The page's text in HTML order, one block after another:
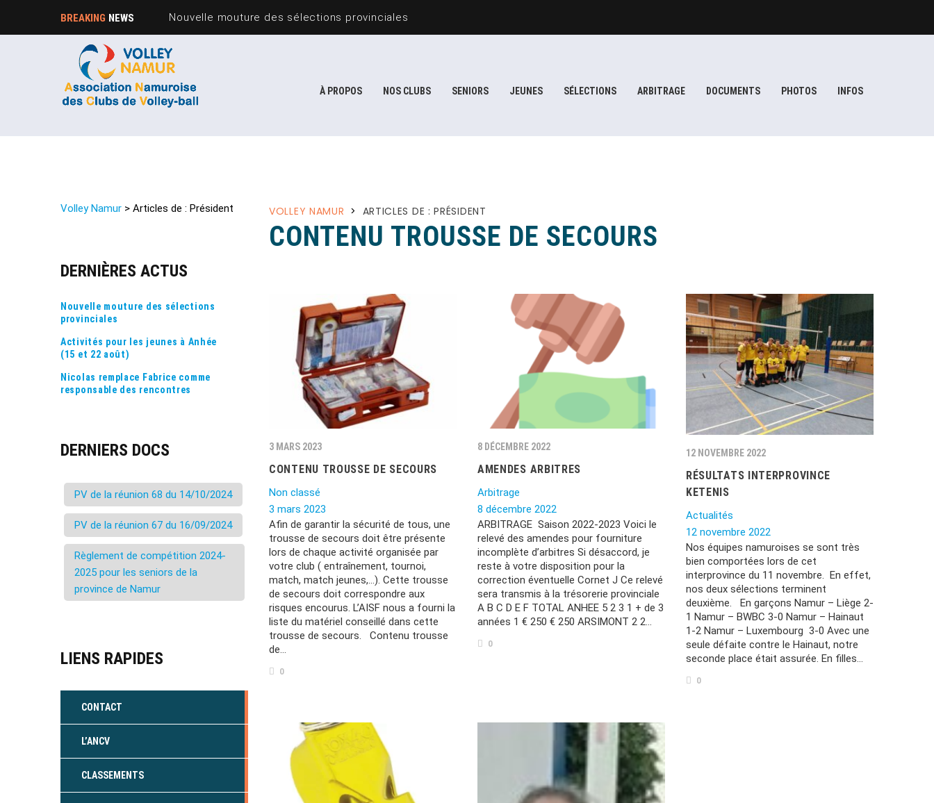
BREAKING NEWS Nouvelle mouture des sélections provinciales
À PROPOS NOS CLUBS SENIORS JEUNES SÉLECTIONS ARBITRAGE DOCUMENTS PHOTOS INFOS
VOLLEY NAMUR > ARTICLES DE : PRÉSIDENT
CONTENU TROUSSE DE SECOURS
3 MARS 2023
CONTENU TROUSSE DE SECOURS
Non classé
3 mars 2023
Afin de garantir la sécurité de tous, une
trousse de secours doit être présente
lors de chaque activité organisée par
votre club ( entraînement, tournoi,
match, match jeunes,…). Cette trousse
de secours doit correspondre aux
risques encourus. L’AISF nous a fourni la
liste du matériel conseillé dans cette
trousse de secours. Contenu trousse
de…
0
8 DÉCEMBRE 2022
AMENDES ARBITRES
Arbitrage
8 décembre 2022
ARBITRAGE Saison 2022-2023 Voici le
relevé des amendes pour fourniture
incomplète d’arbitres Si désaccord, je
reste à votre disposition pour la
correction éventuelle Cornet J Ce relevé
sera transmis à la trésorerie provinciale
A B C D E F TOTAL ANHEE 5 2 3 1 + de 3
années 1 € 250 € 250 ARSIMONT 2 2…
0
12 NOVEMBRE 2022
RÉSULTATS INTERPROVINCE
KETENIS
Actualités
12 novembre 2022
Nos équipes namuroises se sont très
bien comportées lors de cet
interprovince du 11 novembre. En effet,
nos deux sélections terminent
deuxième. En garçons Namur – Liège 2-
1 Namur – BWBC 3-0 Namur – Hainaut
1-2 Namur – Luxembourg 3-0 Avec une
seule défaite contre le Hainaut, notre
seconde place était assurée. En filles…
0
Volley Namur > Articles de : Président
DERNIÈRES ACTUS
Nouvelle mouture des sélections
provinciales
Activités pour les jeunes à Anhée
(15 et 22 août)
Nicolas remplace Fabrice comme
responsable des rencontres
DERNIERS DOCS
PV de la réunion 68 du 14/10/2024
PV de la réunion 67 du 16/09/2024
Règlement de compétition 2024-
2025 pour les seniors de la
province de Namur
LIENS RAPIDES
CONTACT
L’ANCV
CLASSEMENTS